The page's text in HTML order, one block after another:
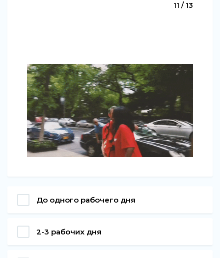
11 / 13
До одного рабочего дня
2-3 рабочих дня